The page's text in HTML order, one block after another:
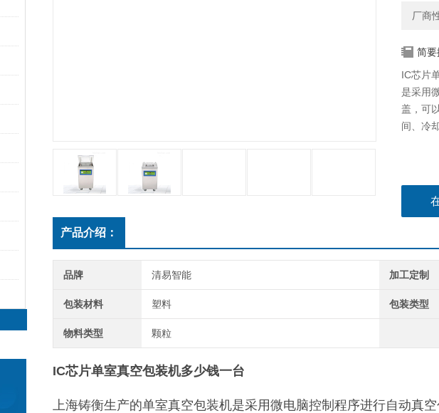
厂商
简要
IC芯片
是采用
盖，可
间、冷
产品介绍：
品牌 清易智能 加工定制
包装材料 塑料 包装类型
物料类型 颗粒
IC芯片单室真空包装机多少钱一台
上海铸衡生产的单室真空包装机是采用微电脑控制程序进行自动真